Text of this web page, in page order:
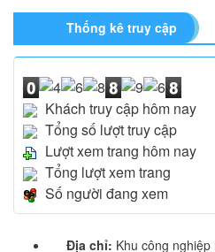
Thống kê truy cập
Khách truy cập hôm nay
Tổng số lượt truy cập
Lượt xem trang hôm nay
Tổng lượt xem trang
Số người đang xem
Địa chỉ: Khu công